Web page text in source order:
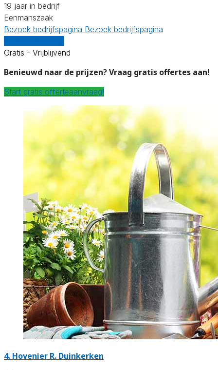
19 jaar in bedrijf
Eenmanszaak
Bezoek bedrijfspagina Bezoek bedrijfspagina
Gratis - Vrijblijvend
Benieuwd naar de prijzen? Vraag gratis offertes aan!
Start gratis offerteaanvraag!
4. Hovenier R. Duinkerken